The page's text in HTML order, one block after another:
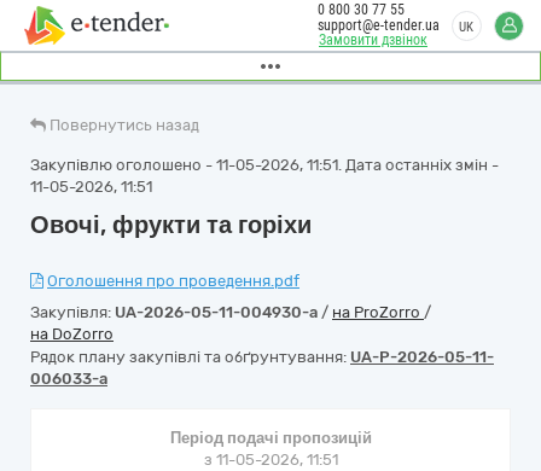
Замовити дзвінок
0 800 30 77 55
support@e-tender.ua
UK
Повернутись назад
Закупівлю оголошено - 11-05-2026, 11:51. Дата останніх змін -
11-05-2026, 11:51
Овочі, фрукти та горіхи
Оголошення про проведення.pdf
Закупівля: UA-2026-05-11-004930-a / на ProZorro /
на DoZorro
Рядок плану закупівлі та обґрунтування: UA-P-2026-05-11-
006033-a
Період подачі пропозицій
з 11-05-2026, 11:51